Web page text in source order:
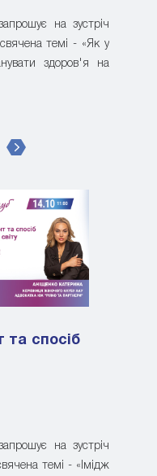
на зустріч
темі - «Як у
здоров'я на
та спосіб
на зустріч
темі - «Імідж